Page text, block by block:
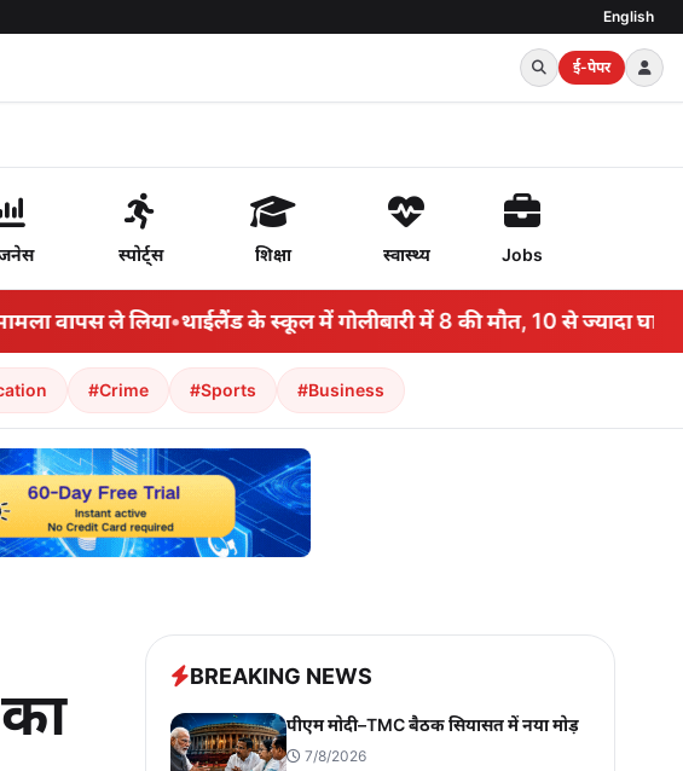
English
ई-पेपर
स्पोर्ट्स शिक्षा स्वास्थ्य Jobs
वापस ले लिया•थाईलैंड के स्कूल में गोलीबारी में 8 की मौत, 10 से ज्यादा घायल,
#Crime #Sports #Business
BREAKING NEWS
पीएम मोदी–TMC बैठक सियासत में नया मोड़
7/8/2026